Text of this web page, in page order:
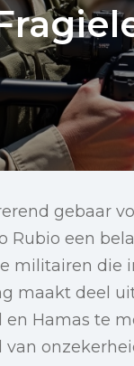
gebaar
Rubio een
militairen die
maakt deel
en Hamas te